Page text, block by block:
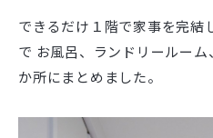
できるだけ１階で家事を完結
で お風呂、ランドリールー
か所にまとめました。